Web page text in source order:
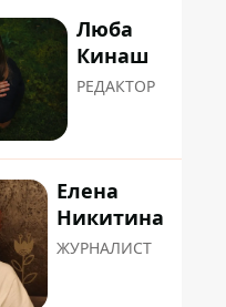
Люба
Кинаш
РЕДАКТОР
Елена
Никитина
ЖУРНАЛИСТ